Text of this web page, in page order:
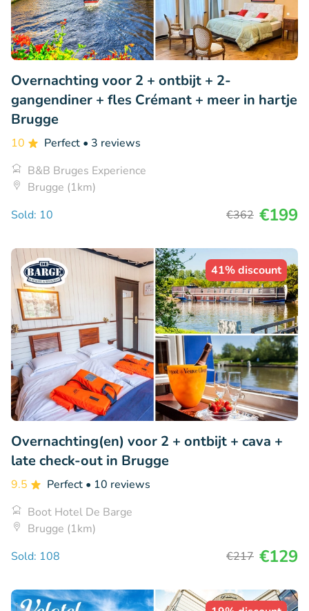
Overnachting voor 2 + ontbijt + 2-
gangendiner + fles Crémant + meer in hartje
Brugge
10 Perfect • 3 reviews
B&B Bruges Experience
Brugge (1km)
Sold: 10
€362 €199
41% discount
Overnachting(en) voor 2 + ontbijt + cava +
late check-out in Brugge
9.5 Perfect • 10 reviews
Boot Hotel De Barge
Brugge (1km)
Sold: 108
€217 €129